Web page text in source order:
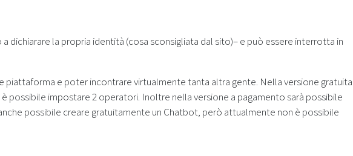
dichiarare la propria identità (cosa sconsigliata dal sito)– e può essere interrotta in
e poter incontrare virtualmente tanta altra gente. Nella versione gratuita
possibile impostare 2 operatori. Inoltre nella versione a pagamento sarà possibile
possibile creare gratuitamente un Chatbot, però attualmente non è possibile